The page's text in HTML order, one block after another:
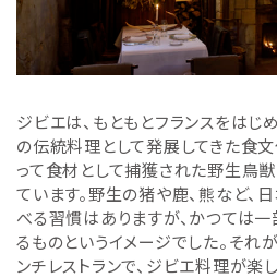
ジビエは、もともとフランスをはじ
の伝統料理として発展してきた食文
って食材として捕獲された野生鳥
ています。野生の猪や鹿、熊など、
べる習慣はありますが、かつては
るものというイメージでした。それ
ンチレストランで、ジビエ料理が楽